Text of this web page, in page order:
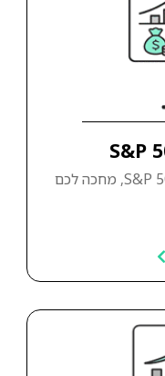
המדריך המלא לאיך להשקיע ב- S&P 500, מחכה לכם